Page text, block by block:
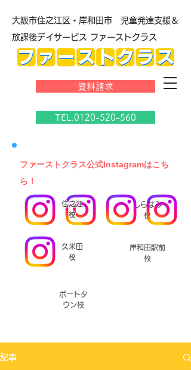
大阪市住之江区・岸和田市 児童発達支援＆
放課後デイサービス ファーストクラス
資料請求
TEL.0120-520-560
​ファーストクラス公式Instagramはこち
ら！
しらなみ
校
久米田
校
岸和田駅前
校
ポートタ
ウン校
住之江
校
記事